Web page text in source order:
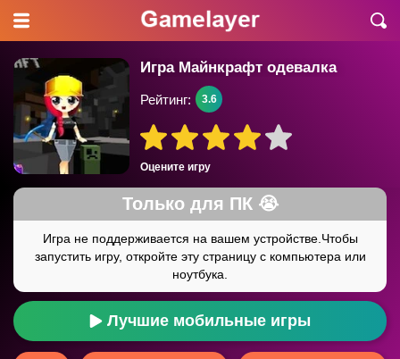
Игра Майнкрафт одевалка
Оцените игру
Рейтинг: 3.6
Лучшие мобильные игры